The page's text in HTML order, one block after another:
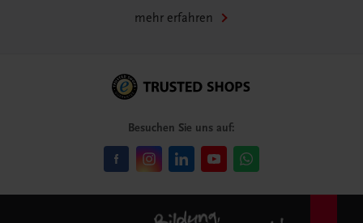
mehr erfahren
Besuchen Sie uns auf: